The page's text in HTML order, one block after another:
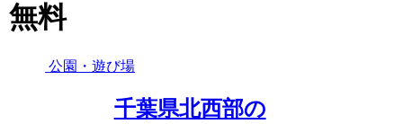
無料
公園・遊び場
千葉県北西部の